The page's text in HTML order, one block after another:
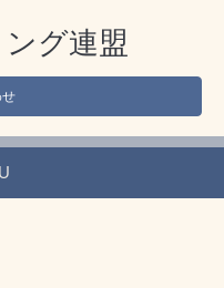
グ連盟
せ